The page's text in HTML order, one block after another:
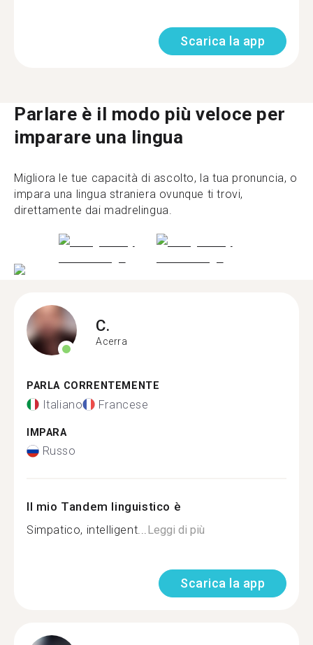
Scarica la app
Parlare è il modo più veloce per
imparare una lingua
Migliora le tue capacità di ascolto, la tua pronuncia, o
impara una lingua straniera ovunque ti trovi,
direttamente dai madrelingua.
C.
Acerra
PARLA CORRENTEMENTE
Italiano Francese
IMPARA
Russo
Il mio Tandem linguistico è
Simpatico, intelligent...Leggi di più
Scarica la app